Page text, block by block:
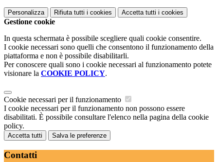
Personalizza Rifiuta tutti i cookies Accetta tutti i cookies
Gestione cookie
In questa schermata è possibile scegliere quali cookie consentire.
I cookie necessari sono quelli che consentono il funzionamento della
piattaforma e non è possibile disabilitarli.
Per conoscere quali sono i cookie necessari al funzionamento potete
visionare la COOKIE POLICY.
Cookie necessari per il funzionamento
I cookie necessari per il funzionamento non possono essere
disabilitati. È possibile consultare l'elenco nella pagina della cookie
policy.
Accetta tutti Salva le preferenze
Contatti